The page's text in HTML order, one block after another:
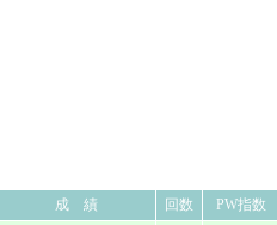
成 績 回数
PW指数